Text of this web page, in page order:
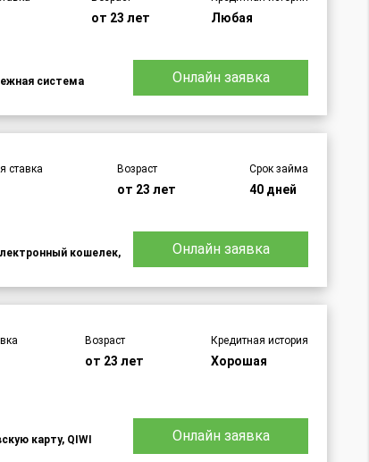
от 23 лет Любая
система
Онлайн заявка
ставка Возраст
от 23 лет
Срок займа
40 дней
кошелек,
Онлайн заявка
Возраст
от 23 лет
Кредитная история
Хорошая
карту, QIWI
Онлайн заявка